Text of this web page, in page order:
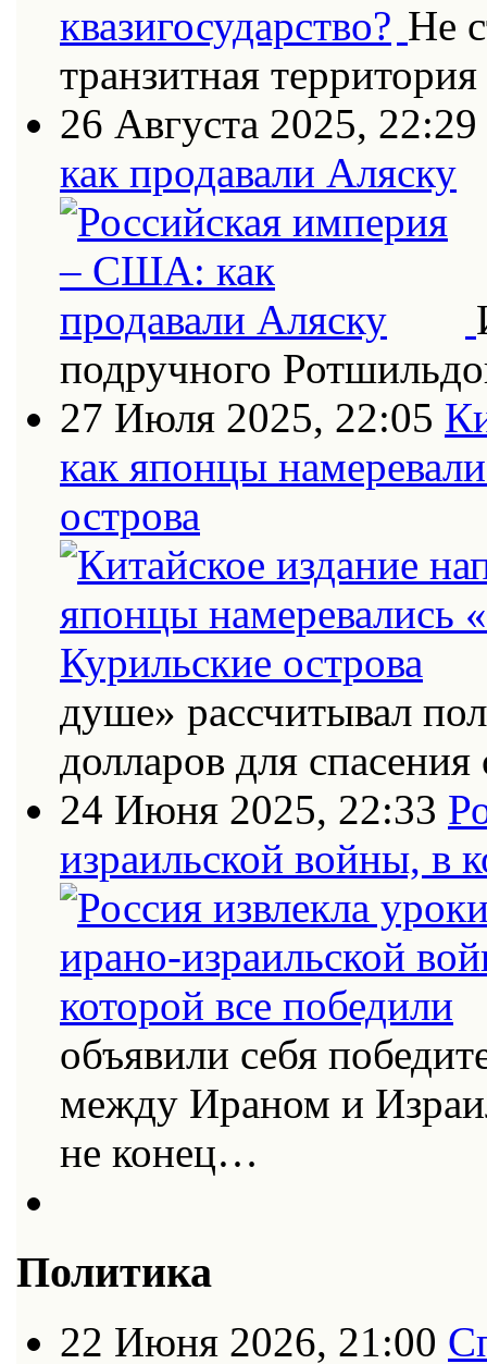
Не
транзитная территория
26 Августа 2025, 22:29
как продавали Аляску
подручного
27 Июля 2025, 22:05
как японцы
острова
душе» рассчитывал
долларов для спасения
24 Июня 2025, 22:33
израильской войны, в
объявили себя
между Ираном и
не конец…
Политика
22 Июня 2026, 21:00